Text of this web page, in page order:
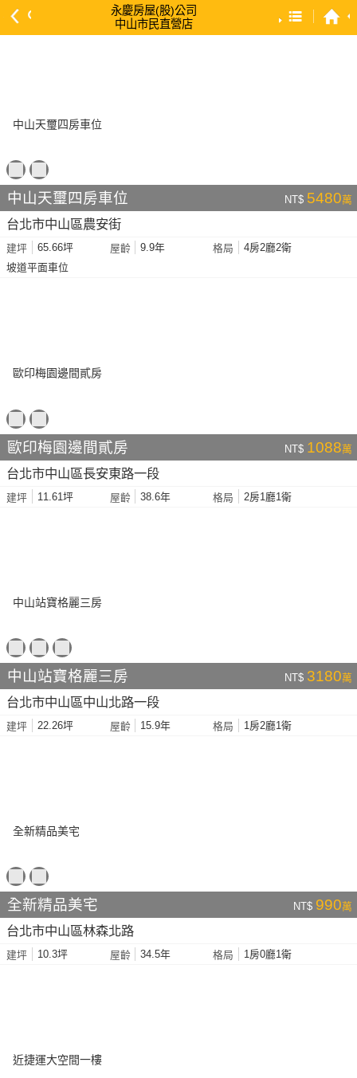
永慶房屋(股)公司
中山市民直營店
依建物坪數 大 → 小
依土地坪數 大 → 小
中山天璽四房車位 NT$ 5480萬
台北市中山區農安街
建坪 65.66坪 屋齡 9.9年 格局
4房2廳2衛
坡道平面車位
歐印梅園邊間貳房 NT$ 1088萬
台北市中山區長安東路一段
建坪 11.61坪 屋齡 38.6年 格局 2房1廳1衛
中山站寶格麗三房 NT$ 3180萬
台北市中山區中山北路一段
建坪 22.26坪 屋齡 15.9年 格局 1房2廳1衛
全新精品美宅 NT$ 990萬
台北市中山區林森北路
建坪 10.3坪 屋齡 34.5年 格局 1房0廳1衛